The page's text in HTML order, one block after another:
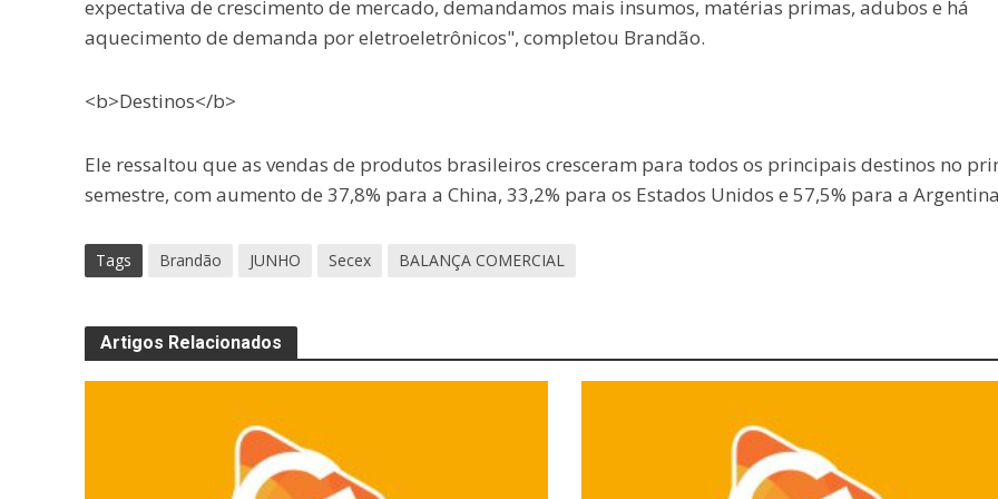
expectativa de crescimento de mercado, demandamos mais insumos, matérias primas, adubos e há
aquecimento de demanda por eletroeletrônicos", completou Brandão.
<b>Destinos</b>
Ele ressaltou que as vendas de produtos brasileiros cresceram para todos os principais destinos no
semestre, com aumento de 37,8% para a China, 33,2% para os Estados Unidos e 57,5% para a
Tags Brandão JUNHO Secex BALANÇA COMERCIAL
Artigos Relacionados